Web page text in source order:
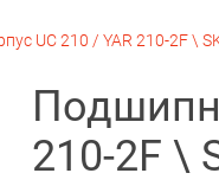
UC 210 / YAR 210-2F \
210-2F \